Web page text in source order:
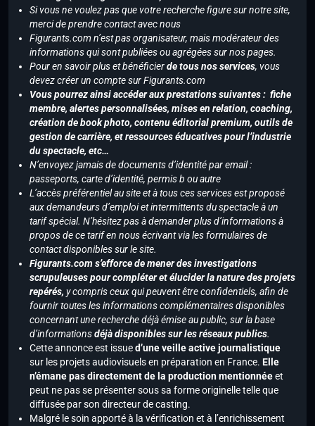
Si vous ne voulez pas que votre recherche figure sur notre site,
merci de prendre contact avec nous
Figurants.com n’est pas organisateur, mais modérateur des
informations qui sont publiées ou agrégées sur nos pages.
Pour en savoir plus et bénéficierde tous nos services, vous
devez créer un compte sur Figurants.com
Vous pourrez ainsi accéder aux prestations suivantes : fiche
membre, alertes personnalisées, mises en relation, coaching,
création de book photo, contenu éditorial premium, outils de
gestion de carrière, et ressources éducatives pour l’industrie
du spectacle, etc…
N’envoyez jamais de documents d’identité par email :
passeports, carte d’identité, permis b ou autre
L’accès préférentiel au site et à tous ces services est proposé
aux demandeurs d’emploi et intermittents du spectacle à un
tarif spécial. N’hésitez pas à demander plus d’informations à
propos de ce tarif en nous écrivant via les formulaires de
contact disponibles sur le site.
Figurants.com s’efforce de mener des investigations
scrupuleuses pour compléter et élucider la nature des projets
repérés, y compris ceux qui peuvent être confidentiels, afin de
fournir toutes les informations complémentaires disponibles
concernant une recherche déjà émise au public, sur la base
d’informationsdéjà disponibles sur les réseaux publics.
Cette annonce est issued’une veille active journalistique
sur les projets audiovisuels en préparation en France. Elle
n’émane pas directement de la production mentionnéeet
peut ne pas se présenter sous sa forme originelle telle que
diffusée par son directeur de casting.
Malgré le soin apporté à la vérification et à l’enrichissement